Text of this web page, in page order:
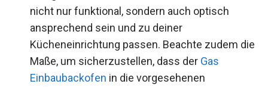
nicht nur funktional, sondern auch optisch
ansprechend sein und zu deiner
Kücheneinrichtung passen. Beachte zudem die
Maße, um sicherzustellen, dass der Gas
Einbaubackofen in die vorgesehenen